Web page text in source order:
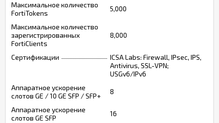
Максимальное количество
FortiTokens
5,000
Максимальное количество
зарегистрированных
FortiClients
8,000
Сертификации
ICSA Labs: Firewall, IPsec, IPS,
Antivirus, SSL-VPN;
USGv6/IPv6
Аппаратное ускорение
слотов GE / 10 GE SFP / SFP+
8
Аппаратное ускорение
слотов GE SFP
16